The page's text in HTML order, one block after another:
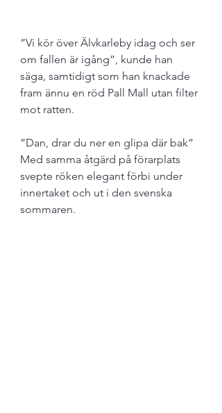
”Vi kör över Älvkarleby idag och ser
om fallen är igång”, kunde han
säga, samtidigt som han knackade
fram ännu en röd Pall Mall utan filter
mot ratten.
”Dan, drar du ner en glipa där bak”
Med samma åtgärd på förarplats
svepte röken elegant förbi under
innertaket och ut i den svenska
sommaren.